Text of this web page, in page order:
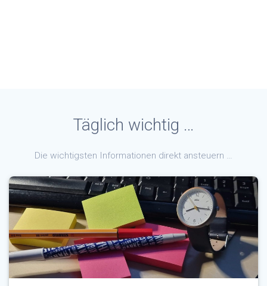
Täglich wichtig …
Die wichtigsten Informationen direkt ansteuern …